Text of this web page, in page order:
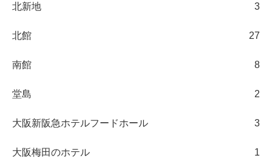
北新地 3
北館 27
南館 8
堂島 2
大阪新阪急ホテルフードホール 3
大阪梅田のホテル 1